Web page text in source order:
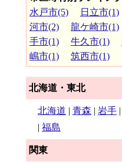
水戸市(5)
日立市(1)
河市(2)
龍ケ崎市(1)
手市(1)
牛久市(1)
嶋市(1)
筑西市(1)
北海道・東北
北海道 | 青森 | 岩手 |
| 福島
関東